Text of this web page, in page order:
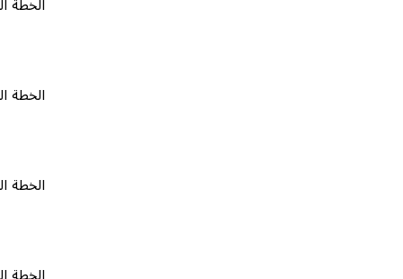
الخطة المجانية
الخطة المجانية
الخطة المجانية
الخطة المجانية